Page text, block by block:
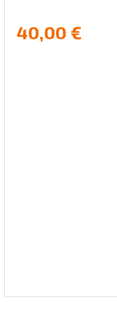
40,00 €